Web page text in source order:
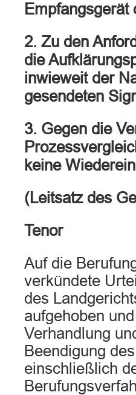
Empfangsgerät
2. Zu den
die
inwieweit der
gesendeten
3. Gegen die
keine
(Leitsatz des
Tenor
Auf die
verkündete
des
aufgehoben
Verhandlung
Beendigung
einschließlich